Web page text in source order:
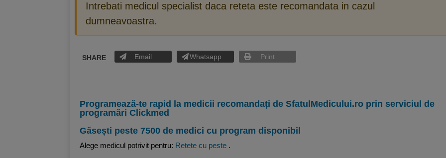
Intrebati medicul specialist daca reteta este recomandata in cazul
dumneavoastra.
SHARE Email Whatsapp Print
Programează-te rapid la medicii recomandați de SfatulMedicului.ro prin serviciul de
programări Clickmed
Găsești peste 7500 de medici cu program disponibil
Alege medicul potrivit pentru: Retete cu peste .